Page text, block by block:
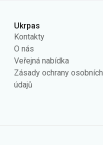
Ukrpas
Kontakty
O nás
Veřejná nabídka
Zásady ochrany osobních
údajů